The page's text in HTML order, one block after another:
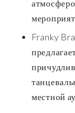
Franky
местной